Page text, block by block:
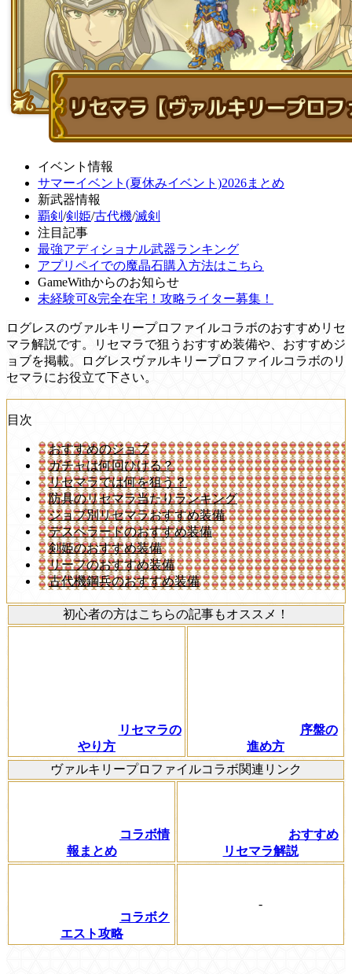
イベント情報
サマーイベント(夏休みイベント)2026まとめ
新武器情報
覇剣 /剣姫/古代機/滅剣
注目記事
最強アディショナル武器ランキング
アプリペイでの魔晶石購入方法はこちら
GameWithからのお知らせ
未経験可&完全在宅！攻略ライター募集！
ログレスのヴァルキリープロファイルコラボのおすすめリセ
マラ解説です。リセマラで狙うおすすめ装備や、おすすめジ
ョブを掲載。ログレスヴァルキリープロファイルコラボのリ
セマラにお役立て下さい。
目次
おすすめのジョブ
ガチャは何回ひける？
リセマラでは何を狙う？
防具のリセマラ当たりランキング
ジョブ別リセマラおすすめ装備
デスペラードのおすすめ装備
剣姫のおすすめ装備
リーフのおすすめ装備
古代機鋼兵のおすすめ装備
初心者の方はこちらの記事もオススメ！
リセマラの
やり方
序盤の
進め方
ヴァルキリープロファイルコラボ関連リンク
コラボ情
報まとめ
おすすめ
リセマラ解説
コラボク
エスト攻略
-